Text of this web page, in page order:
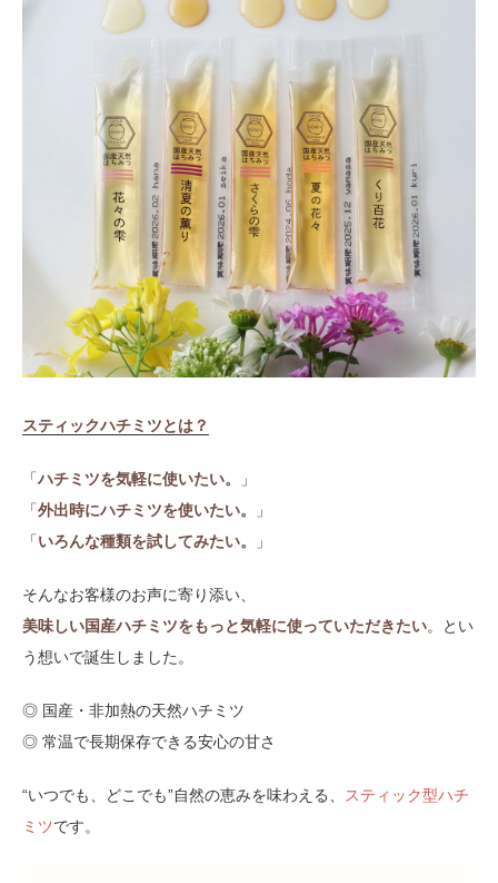
スティックハチミツとは？
「ハチミツを気軽に使いたい。
」
「外出時にハチミツを使いたい。
」
「いろんな種類を試してみたい。 」
そんなお客様のお声に寄り添い、
美味しい国産ハチミツをもっと気軽に使っていただきたい。とい
う想いで誕生しました。
◎ 国産・非加熱の天然ハチミツ
◎ 常温で長期保存できる安心の甘さ
“いつでも、どこでも”自然の恵みを味わえる、
スティック型ハチ
ミツです。